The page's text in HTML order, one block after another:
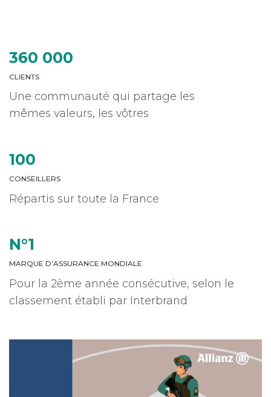
360 000
CLIENTS
Une communauté qui partage les
mêmes valeurs, les vôtres
100
CONSEILLERS
Répartis sur toute la France
N°1
MARQUE D’ASSURANCE MONDIALE
Pour la 2ème année consécutive, selon le
classement établi par Interbrand